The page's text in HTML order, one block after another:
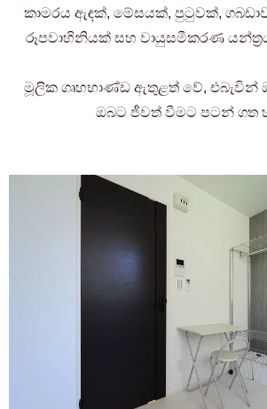
කාමරය ඇඳක්, මේසයක්, පුටුවක්,
රූපවාහිනියක් සහ වායුසමීකරණ
මූලික ගෘහභාණ්ඩ ඇතුළත් වේ, එබැවින්
ඔබට ජීවත් වීමට පටන් ගත